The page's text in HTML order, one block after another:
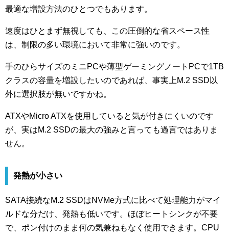
最適な増設方法のひとつでもあります。
速度はひとまず無視しても、この圧倒的な省スペース性
は、制限の多い環境において非常に強いのです。
手のひらサイズのミニPCや薄型ゲーミングノートPCで1TB
クラスの容量を増設したいのであれば、事実上M.2 SSD以
外に選択肢が無いですかね。
ATXやMicro ATXを使用していると気が付きにくいのです
が、実はM.2 SSDの最大の強みと言っても過言ではありま
せん。
発熱が小さい
SATA接続なM.2 SSDはNVMe方式に比べて処理能力がマイ
ルドな分だけ、発熱も低いです。ほぼヒートシンクが不要
で、ポン付けのまま何の気兼ねもなく使用できます。CPU